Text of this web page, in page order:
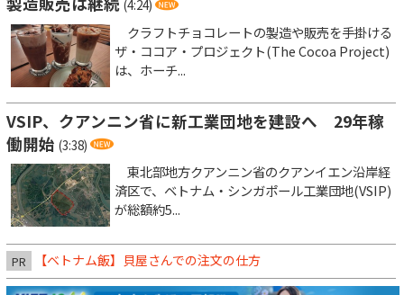
(4:24)
クラフトチョコレートの製造や販売を手掛ける
ザ・ココア・プロジェクト(The Cocoa Project)
は、ホーチ...
VSIP、クアンニン省に新工業団地を建設へ 29年稼
働開始 (3:38)
東北部地方クアンニン省のクアンイエン沿岸経
済区で、ベトナム・シンガポール工業団地(VSIP)
が総額約5...
PR 【ベトナム飯】貝屋さんでの注文の仕方